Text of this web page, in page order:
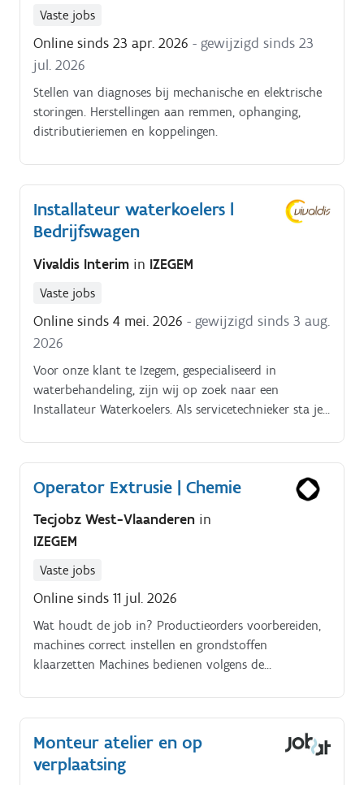
Vaste jobs
Online sinds 23 apr. 2026 - gewijzigd sinds 23
jul. 2026
Stellen van diagnoses bij mechanische en elektrische
storingen. Herstellingen aan remmen, ophanging,
distributieriemen en koppelingen.
Installateur waterkoelers l
Bedrijfswagen
Vivaldis Interim in IZEGEM
Vaste jobs
Online sinds 4 mei. 2026 - gewijzigd sinds 3 aug.
2026
Voor onze klant te Izegem, gespecialiseerd in
waterbehandeling, zijn wij op zoek naar een
Installateur Waterkoelers. Als servicetechnieker sta je
thuis. Installatie van verschillende toestellen Oplossen
van storingen aan de waterverzachters. Betaalde
interne opleiding voorzien!
Operator Extrusie | Chemie
Tecjobz West-Vlaanderen in
IZEGEM
Vaste jobs
Online sinds 11 jul. 2026
Wat houdt de job in? Productieorders voorbereiden,
machines correct instellen en grondstoffen
klaarzetten Machines bedienen volgens de
en afwijkingen melden Afgewerkte producten
verpakken en labelen volgens klantvoorschriften
Bijdragen aan een vlotte en veilige productieflow in
Monteur atelier en op
verplaatsing